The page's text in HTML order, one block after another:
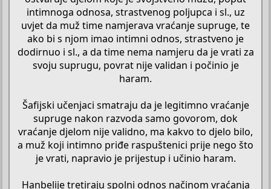
intimnoga odnosa, strastvenog poljupca i sl., uz
uvjet da muž time namjerava vraćanje supruge, te
ako bi s njom imao intimni odnos, strastveno je
dodirnuo i sl., a da time nema namjeru da je vrati za
svoju suprugu, povrat nije validan i počinio je
haram.
Šafijski učenjaci smatraju da je legitimno vraćanje
supruge nakon razvoda samo govorom, dok
vraćanje djelom nije validno, ma kakvo to djelo bilo,
a muž koji intimno priđe raspuštenici prije nego što
je vrati, napravio je prijestup i učinio haram.
Hanbelije tretiraju spolni odnos načinom vraćanja